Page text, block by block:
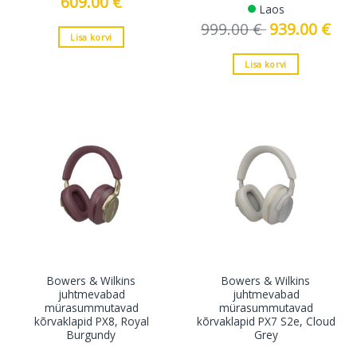
Lisa korvi
Laos
999.00€ Algne
hind
999.00 €.
939.00 €price
Lisa korvi
Bowers & Wilkins
juhtmevabad
mürasummutavad
kõrvaklapid PX8, Royal
Burgundy
Bowers & Wilkins
juhtmevabad
mürasummutavad
kõrvaklapid PX7 S2e, Cloud
Grey